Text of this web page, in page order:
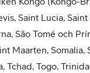
Saint Lucia,
São Tomé och
Maarten, Somalia,
Tchad, Togo,